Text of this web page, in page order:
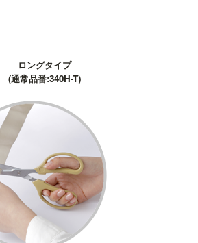
ロングタイプ
(通常品番:340H-T)